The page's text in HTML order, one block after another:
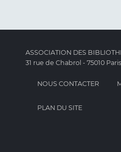
ASSOCIATION DES
31 rue de Chabrol - 75010 Paris
NOUS CONTACTER
PLAN DU SITE